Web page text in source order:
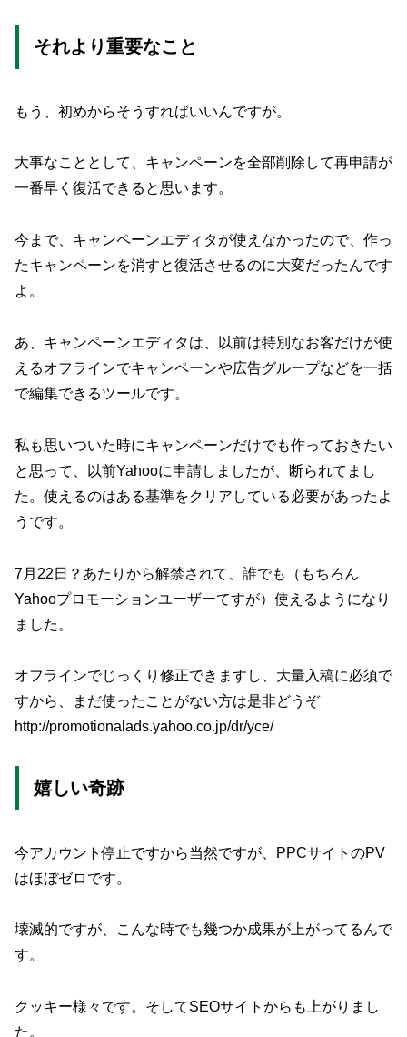
それより重要なこと
もう、初めからそうすればいいんですが。
大事なこととして、キャンペーンを全部削除して再申請が
一番早く復活できると思います。
今まで、キャンペーンエディタが使えなかったので、作っ
たキャンペーンを消すと復活させるのに大変だったんです
よ。
あ、キャンペーンエディタは、以前は特別なお客だけが使
えるオフラインでキャンペーンや広告グループなどを一括
で編集できるツールです。
私も思いついた時にキャンペーンだけでも作っておきたい
と思って、以前Yahooに申請しましたが、断られてまし
た。使えるのはある基準をクリアしている必要があったよ
うです。
7月22日？あたりから解禁されて、誰でも（もちろん
Yahooプロモーションユーザーてすが）使えるようになり
ました。
オフラインでじっくり修正できますし、大量入稿に必須で
すから、まだ使ったことがない方は是非どうぞ
http://promotionalads.yahoo.co.jp/dr/yce/
嬉しい奇跡
今アカウント停止ですから当然ですが、PPCサイトのPV
はほぼゼロです。
壊滅的ですが、こんな時でも幾つか成果が上がってるんで
す。
クッキー様々です。そしてSEOサイトからも上がりまし
た。